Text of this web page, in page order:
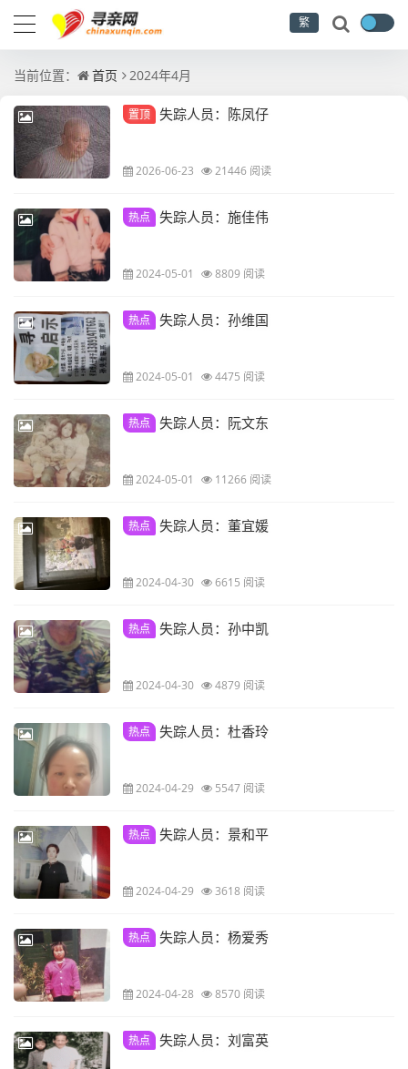
繁
当前位置： 首页 2024年4月
置顶 失踪人员：陈凤仔
2026-06-23 21446 阅读
热点 失踪人员：施佳伟
2024-05-01 8809 阅读
热点 失踪人员：孙维国
2024-05-01 4475 阅读
热点 失踪人员：阮文东
2024-05-01 11266 阅读
热点 失踪人员：董宜媛
2024-04-30 6615 阅读
热点 失踪人员：孙中凯
2024-04-30 4879 阅读
热点 失踪人员：杜香玲
2024-04-29 5547 阅读
热点 失踪人员：景和平
2024-04-29 3618 阅读
热点 失踪人员：杨爱秀
2024-04-28 8570 阅读
热点 失踪人员：刘富英